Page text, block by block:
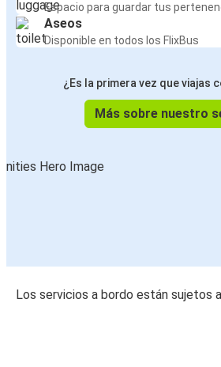
Espacio para guardar tus
Aseos
Disponible en todos los FlixBus
¿Es la primera vez que viajas
Más sobre nuestro
Los servicios a bordo están sujetos